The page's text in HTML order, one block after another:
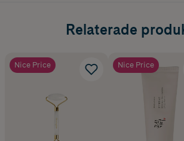
Relaterade
Nice Price Nice Price